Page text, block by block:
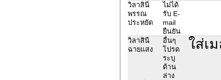
วิลาสินี
พรรณ
ประหยัด
ไม่ได้
รับ E-
mail
ยืนยัน
วิลาสินี
ฉายแสง
อื่นๆ
โปรด
ระบุ
ด้าน
ล่าง
ใส่เ